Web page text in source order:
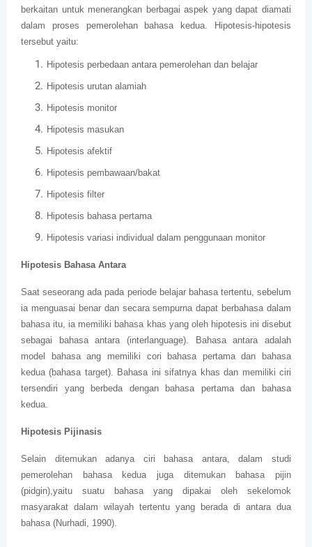
berkaitan untuk menerangkan berbagai aspek yang dapat diamati
dalam proses pemerolehan bahasa kedua. Hipotesis-hipotesis
tersebut yaitu:
Hipotesis perbedaan antara pemerolehan dan belajar
Hipotesis urutan alamiah
Hipotesis monitor
Hipotesis masukan
Hipotesis afektif
Hipotesis pembawaan/bakat
Hipotesis filter
Hipotesis bahasa pertama
Hipotesis variasi individual dalam penggunaan monitor
Hipotesis Bahasa Antara
Saat seseorang ada pada periode belajar bahasa tertentu, sebelum
ia menguasai benar dan secara sempurna dapat berbahasa dalam
bahasa itu, ia memiliki bahasa khas yang oleh hipotesis ini disebut
sebagai bahasa antara (interlanguage). Bahasa antara adalah
model bahasa ang memiliki cori bahasa pertama dan bahasa
kedua (bahasa target). Bahasa ini sifatnya khas dan memiliki ciri
tersendiri yang berbeda dengan bahasa pertama dan bahasa
kedua.
Hipotesis Pijinasis
Selain ditemukan adanya ciri bahasa antara, dalam studi
pemerolehan bahasa kedua juga ditemukan bahasa pijin
(pidgin),yaitu suatu bahasa yang dipakai oleh sekelomok
masyarakat dalam wilayah tertentu yang berada di antara dua
bahasa (Nurhadi, 1990).